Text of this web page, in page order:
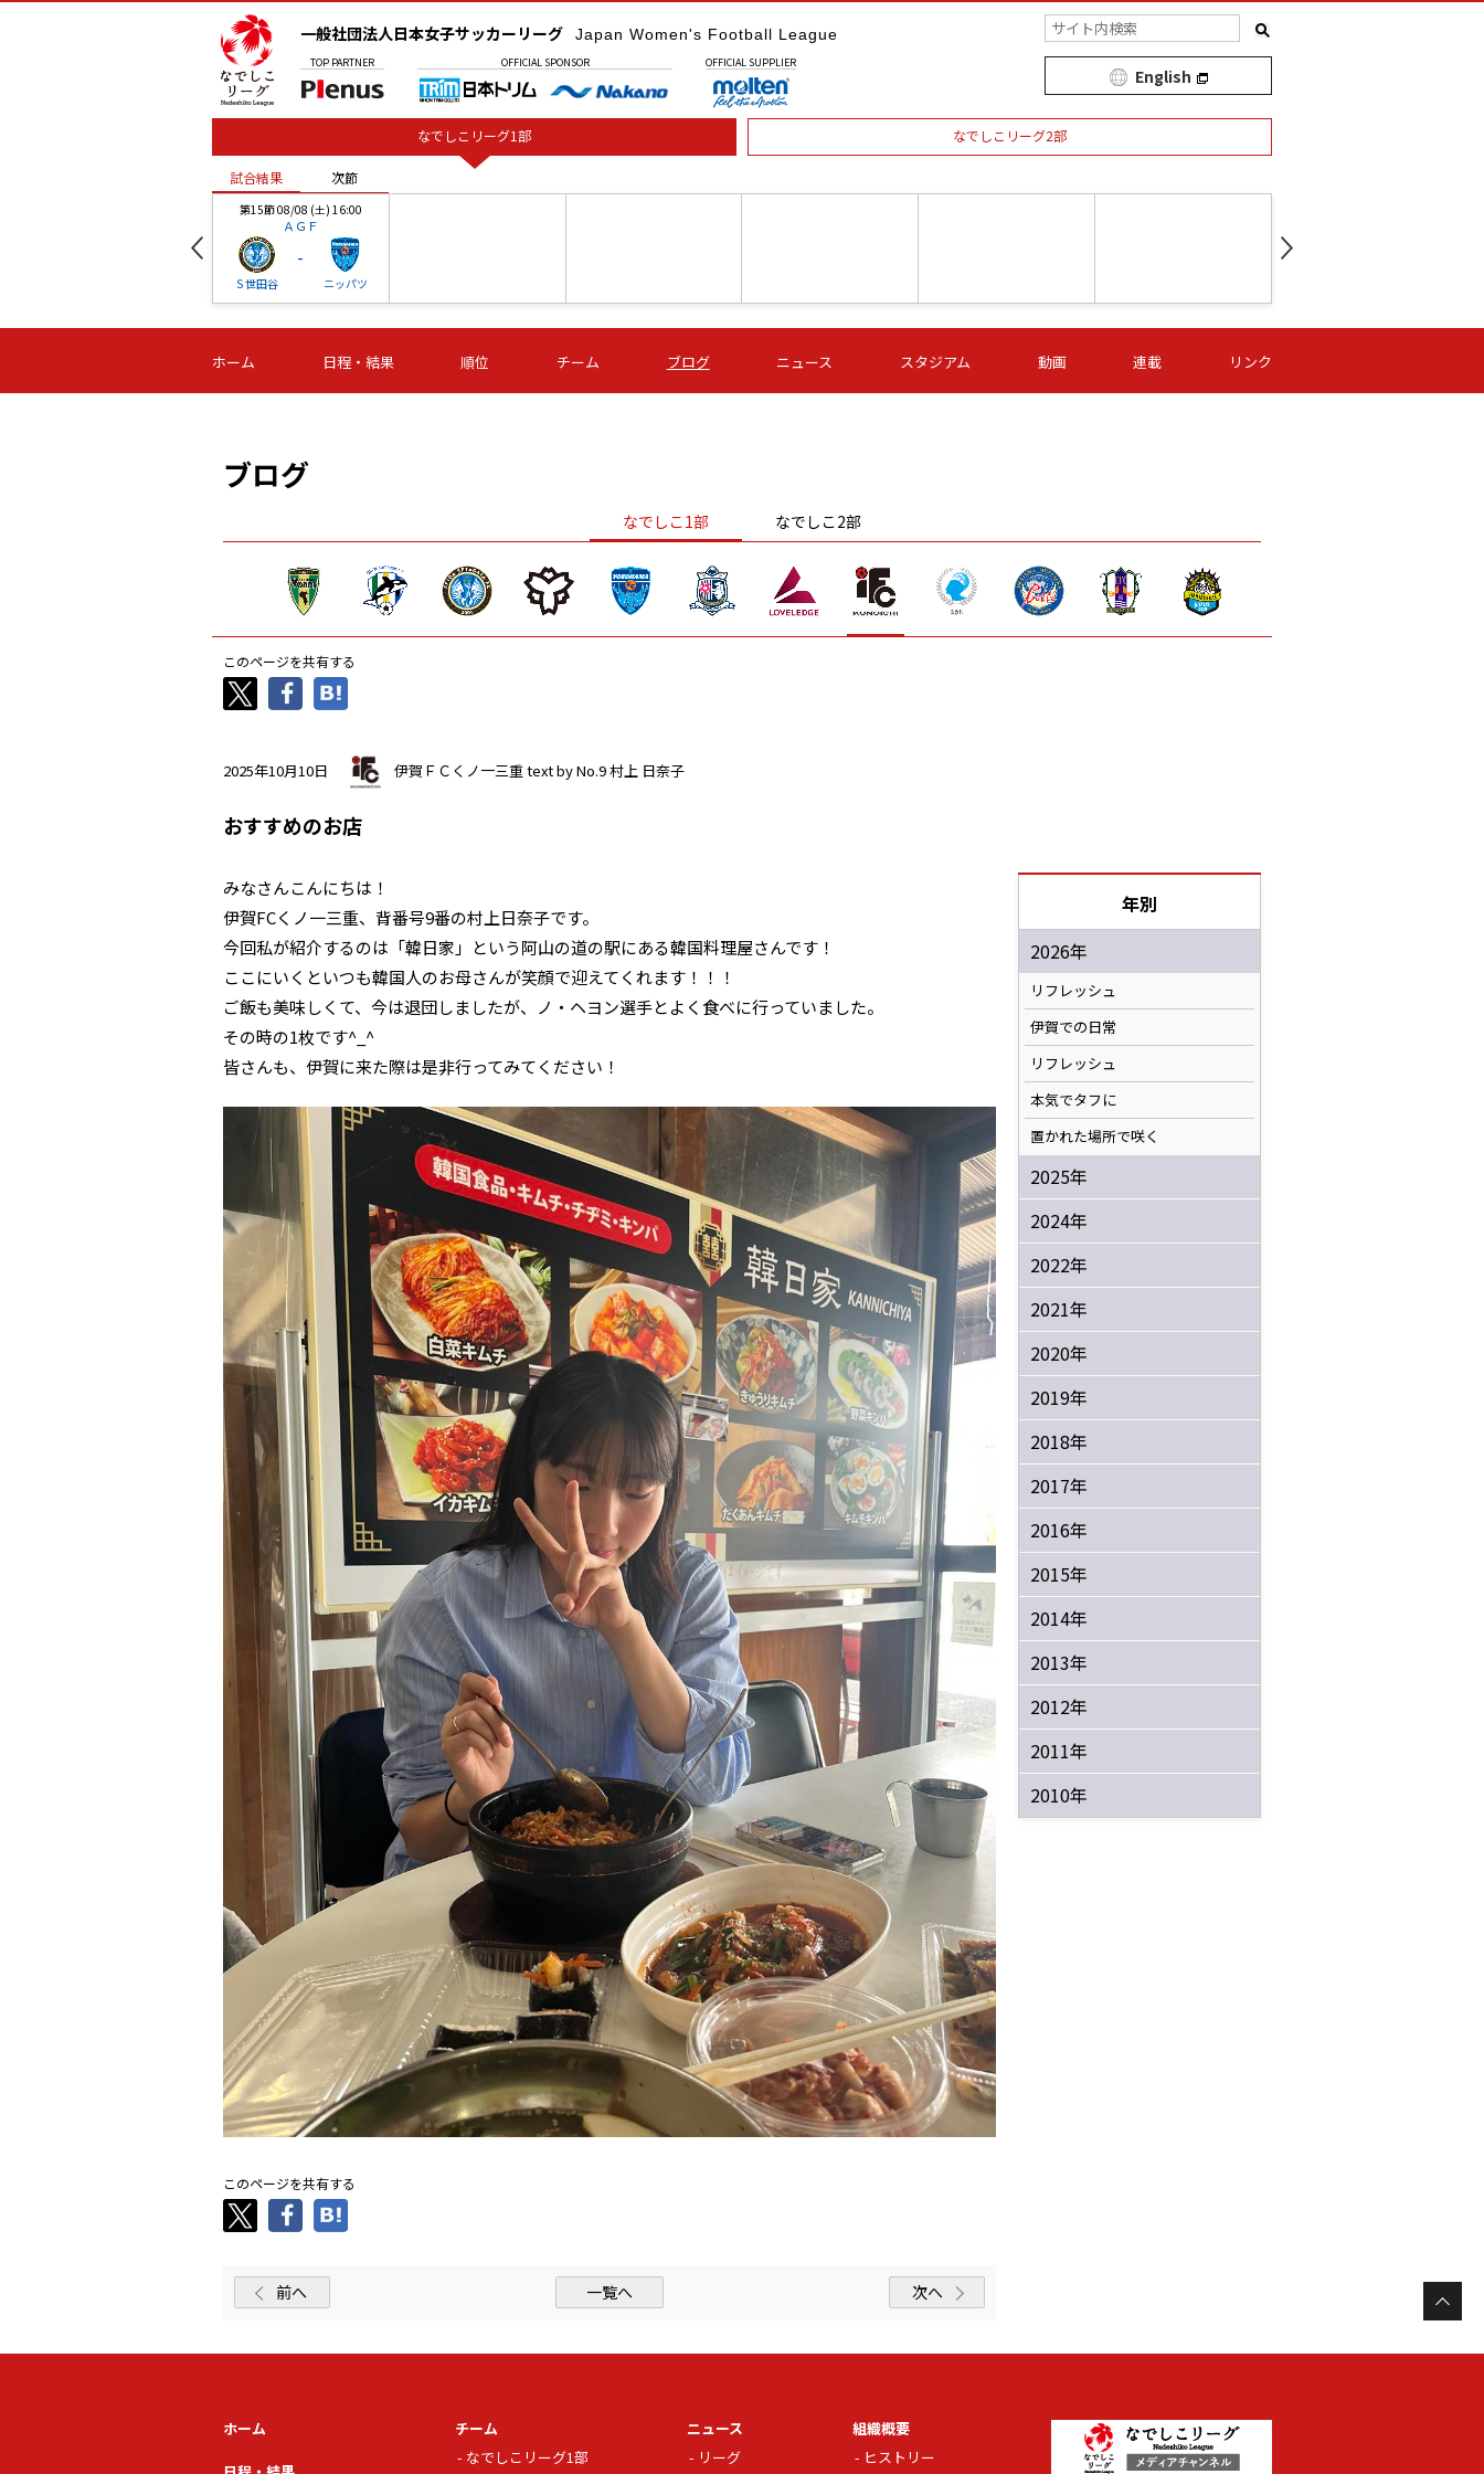
一般社団法人日本女子サッカーリーグ Japan Women's Football League
TOP PARTNER OFFICIAL SPONSOR OFFICIAL SUPPLIER
English
なでしこリーグ1部 なでしこリーグ2部
試合結果 次節
第15節 08/08 (土) 16:00
ＡＧＦ
Ｓ世田谷
-
ニッパツ
-
第16節 09/05 (土) 15:00
ニッパツ
-
第16節 09/05 (土) 15:00
石人の星
-
第16節 09/05 (土) 16:00
ＡＧＦ
-
いちご
-
第16節 09/06 (日) 15:00
-
第16節 09/06 (日) 15:00
- -
試合結果 次節
ホーム 日程・結果 順位 チーム ブログ ニュース スタジアム 動画 連載 リンク
ブログ
なでしこ1部 なでしこ2部
このページを共有する
2025年10月10日 伊賀ＦＣくノ一三重text by No.9 村上 日奈子
おすすめのお店
みなさんこんにちは！
伊賀FCくノ一三重、背番号9番の村上日奈子です。
今回私が紹介するのは「韓日家」という阿山の道の駅にある韓国料理屋さんです！
ここにいくといつも韓国人のお母さんが笑顔で迎えてくれます！！！
ご飯も美味しくて、今は退団しましたが、ノ・ヘヨン選手とよく食べに行っていました。
その時の1枚です^_^
皆さんも、伊賀に来た際は是非行ってみてください！
このページを共有する
前へ 一覧へ 次へ
年別
2026年
リフレッシュ
伊賀での日常
リフレッシュ
本気でタフに
置かれた場所で咲く
2025年
2024年
2022年
2021年
2020年
2019年
2018年
2017年
2016年
2015年
2014年
2013年
2012年
2011年
2010年
ホーム
チーム
なでしこリーグ1部
ニュース
リーグ
組織概要
ヒストリー